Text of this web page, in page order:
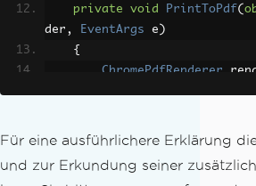
private void PrintToPdf(
der , EventArgs e )
{
ChromePdfRenderer
// Apply HTML header
Header
= new HtmlHeaderFooter
Für eine ausführlichere Erklärung
und zur Erkundung seiner